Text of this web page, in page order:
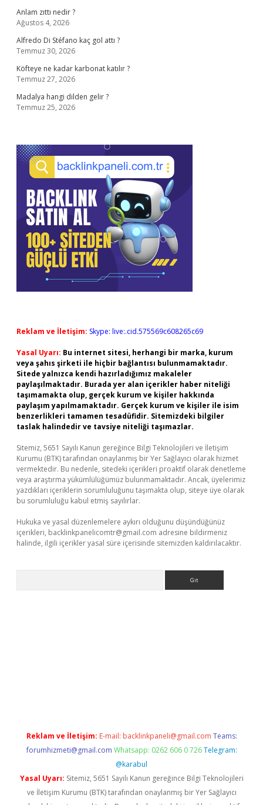
Anlam zıttı nedir ?
Ağustos 4, 2026
Alfredo Di Stéfano kaç gol attı ?
Temmuz 30, 2026
Köfteye ne kadar karbonat katılır ?
Temmuz 27, 2026
Madalya hangi dilden gelir ?
Temmuz 25, 2026
Reklam ve İletişim: Skype: live:.cid.575569c608265c69
Yasal Uyarı: Bu internet sitesi, herhangi bir marka, kurum
veya şahıs şirketi ile hiçbir bağlantısı bulunmamaktadır.
Sitede yalnızca kendi hazırladığımız makaleler
paylaşılmaktadır. Burada yer alan içerikler haber niteliği
taşımamakta olup, gerçek kurum ve kişiler hakkında
paylaşım yapılmamaktadır. Gerçek kurum ve kişiler ile isim
benzerlikleri tamamen tesadüfidir. Sitemizdeki bilgiler
taslak halindedir ve tavsiye niteliği taşımazlar.
Sitemiz, 5651 Sayılı Kanun gereğince Bilgi Teknolojileri ve İletişim
Kurumu (BTK) tarafından onaylanmış bir Yer Sağlayıcı olarak hizmet
vermektedir. Bu nedenle, sitedeki içerikleri proaktif olarak denetleme
veya araştırma yükümlülüğümüz bulunmamaktadır. Ancak, üyelerimiz
yazdıkları içeriklerin sorumluluğunu taşımakta olup, siteye üye olarak
bu sorumluluğu kabul etmiş sayılırlar.
Hukuka ve yasal düzenlemelere aykırı olduğunu düşündüğünüz
içerikleri, backlinkpanelicomtr@gmail.com adresine bildirmeniz
halinde, ilgili içerikler yasal süre içerisinde sitemizden kaldırılacaktır.
Reklam ve İletişim: E-mail: backlinkpaneli@gmail.com Teams:
forumhizmeti@gmail.com Whatsapp: 0262 606 0 726 Telegram:
@karabul
Yasal Uyarı: Sitemiz, 5651 Sayılı Kanun gereğince Bilgi Teknolojileri
ve İletişim Kurumu (BTK) tarafından onaylanmış bir Yer Sağlayıcı